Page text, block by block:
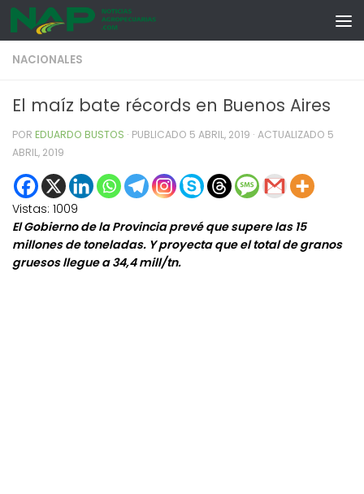
Skip to content
NACIONALES
El maíz bate récords en Buenos Aires
POR EDUARDO BUSTOS · PUBLICADO 5 ABRIL, 2019 · ACTUALIZADO 5
ABRIL, 2019
Vistas: 1009
El Gobierno de la Provincia prevé que supere las 15
millones de toneladas. Y proyecta que el total de granos
gruesos llegue a 34,4 mill/tn.